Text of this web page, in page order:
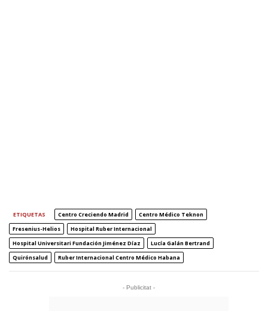
ETIQUETAS Centro Creciendo Madrid
Centro Médico Teknon
Fresenius-Helios
Hospital Ruber Internacional
Hospital Universitari Fundación Jiménez Díaz
Lucía Galán Bertrand
Quirónsalud
Ruber Internacional Centro Médico Habana
- Publicitat -